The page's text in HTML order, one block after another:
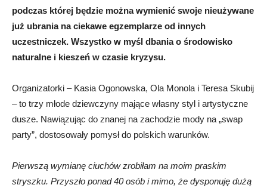
podczas której będzie można wymienić swoje nieużywane
już ubrania na ciekawe egzemplarze od innych
uczestniczek. Wszystko w myśl dbania o środowisko
naturalne i kieszeń w czasie kryzysu.
Organizatorki – Kasia Ogonowska, Ola Monola i Teresa Skubij
– to trzy młode dziewczyny mające własny styl i artystyczne
dusze. Nawiązując do znanej na zachodzie mody na „swap
party”, dostosowały pomysł do polskich warunków.
Pierwszą wymianę ciuchów zrobiłam na moim praskim
stryszku. Przyszło ponad 40 osób i mimo, że dysponuję dużą